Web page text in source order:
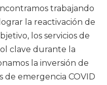
trabajando
la reactivación de
los servicios de
clave durante la
la inversión de
de emergencia COVID